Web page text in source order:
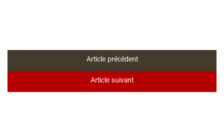
Article précédent
Article suivant